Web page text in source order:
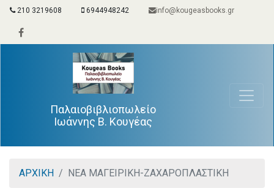
210 3219608 6944948242 info@kougeasbooks.gr
Παλαιοβιβλιοπωλείο
Ιωάννης Β. Κουγέας
ΑΡΧΙΚΗ ΝΕΑ ΜΑΓΕΙΡΙΚΗ-ΖΑΧΑΡΟΠΛΑΣΤΙΚΗ